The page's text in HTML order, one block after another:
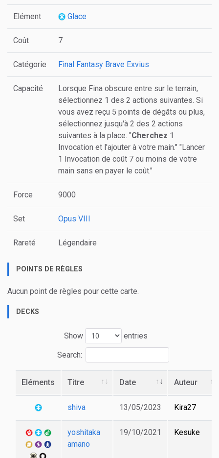
Elément Glace
Coût 7
Catégorie Final Fantasy Brave Exvius
Capacité
Lorsque Fina obscure entre sur le terrain,
sélectionnez 1 des 2 actions suivantes. Si
vous avez reçu 5 points de dégâts ou plus,
sélectionnez jusqu'à 2 des 2 actions
suivantes à la place. "Cherchez 1
Invocation et l'ajouter à votre main." "Lancer
1 Invocation de coût 7 ou moins de votre
main sans en payer le coût."
Force 9000
Set Opus VIII
Rareté Légendaire
POINTS DE RÈGLES
Aucun point de règles pour cette carte.
DECKS
Show entries
Search:
Eléments Titre Date Auteur
shiva 13/05/2023 Kira27
yoshitaka
amano
19/10/2021 Kesuke